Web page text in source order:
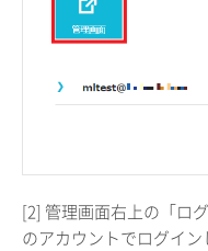
[2] 管理画面右上の「ロ
のアカウントでログイン